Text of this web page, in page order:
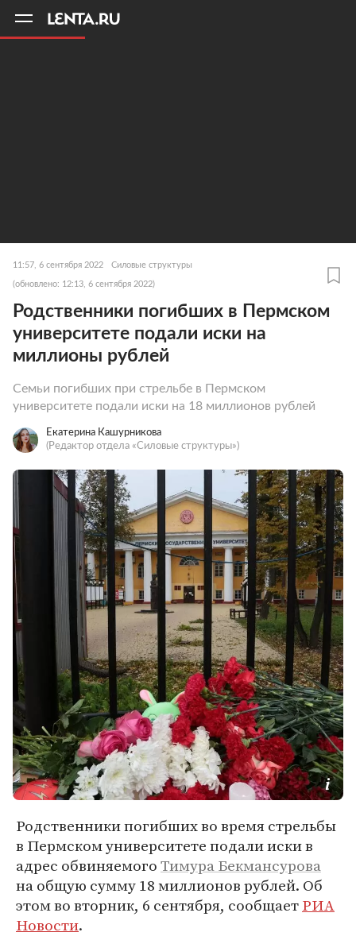
11:57, 6 сентября 2022 Силовые структуры
(обновлено: 12:13, 6 сентября 2022)
Родственники погибших в Пермском
университете подали иски на
миллионы рублей
Семьи погибших при стрельбе в Пермском
университете подали иски на 18 миллионов рублей
Екатерина Кашурникова
(Редактор отдела «Силовые структуры»)
Родственники погибших во время стрельбы
в Пермском университете подали иски в
адрес обвиняемогоТимура Бекмансурова
на общую сумму 18 миллионов рублей. Об
этом во вторник, 6 сентября, сообщаетРИА
Новости.